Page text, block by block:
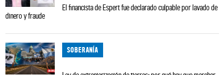
El financista de Espert fue declarado culpable por lavado de
dinero y fraude
SOBERANÍA